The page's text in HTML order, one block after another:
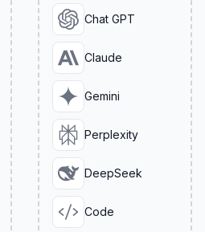
Chat GPT
Claude
Gemini
Perplexity
DeepSeek
Code